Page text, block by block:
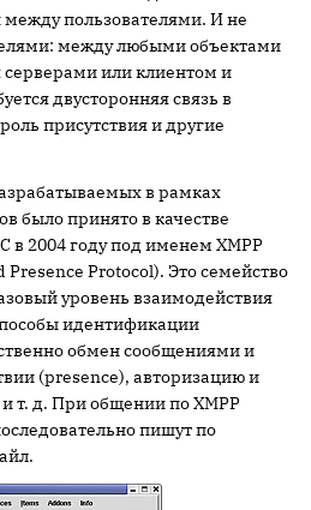
между пользователями. И не
между любыми объектами
или клиентом и
двусторонняя связь в
присутствия и другие
в рамках
было принято в качестве
в 2004 году под именем XMPP
Protocol). Это семейство
уровень взаимодействия
идентификации
обмен сообщениями и
(presence), авторизацию и
т. д. При общении по XMPP
пишут по